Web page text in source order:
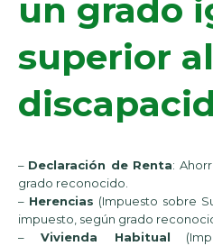
un grado
superior
– Declaración de Renta:
grado reconocido.
– Herencias (Impuesto sobre
impuesto, según grado
– Vivienda Habitual